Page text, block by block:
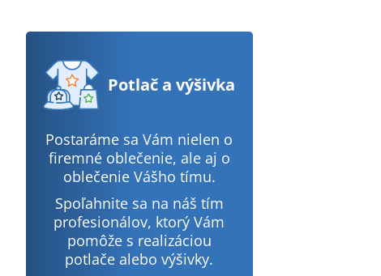
Potlača výšivka
Postaráme sa Vám nielen o
firemné oblečenie, ale aj o
oblečenie Vášho tímu.
Spoľahnite sa na náš tím
profesionálov, ktorý Vám
pomôže s realizáciou
potlače alebo výšivky.